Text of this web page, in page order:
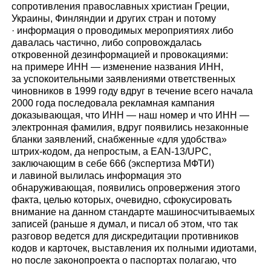
сопротивления православных христиан Греции,
Украины, Финляндии и других стран и потому
· информация о проводимых мероприятиях либо
давалась частично, либо сопровождалась
откровенной дезинформацией и провокациями:
на примере ИНН — изменение названия ИНН,
за успокоительными заявлениями ответственных
чиновников в 1999 году вдруг в течение всего начала
2000 года последовала рекламная кампания
доказывающая, что ИНН — наш номер и что ИНН —
электронная фамилия, вдруг появились незаконные
бланки заявлений, снабженные «для удобства»
штрих-кодом, да непростым, а EAN-13/UPC,
заключающим в себе 666 (экспертиза МФТИ)
и лавиной вылилась информация это
обнаруживающая, появились опровержения этого
факта, целью которых, очевидно, сфокусировать
внимание на данном стандарте машиносчитываемых
записей (раньше я думал, и писал об этом, что так
разговор ведется для дискредитации противников
кодов и карточек, выставления их полными идиотами,
но после законопроекта о паспортах полагаю, что